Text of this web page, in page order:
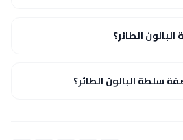
الطائر؟
البالون الطائر؟